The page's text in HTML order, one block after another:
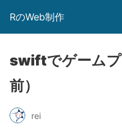
RのWeb制作
swiftでゲーム
前）
rei